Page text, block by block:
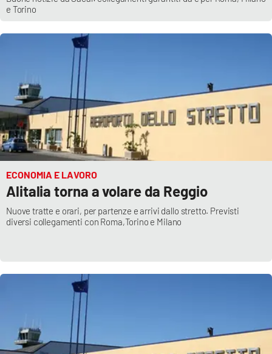
e Torino
ECONOMIA E LAVORO
Alitalia torna a volare da Reggio
Nuove tratte e orari, per partenze e arrivi dallo stretto. Previsti
diversi collegamenti con Roma,Torino e Milano